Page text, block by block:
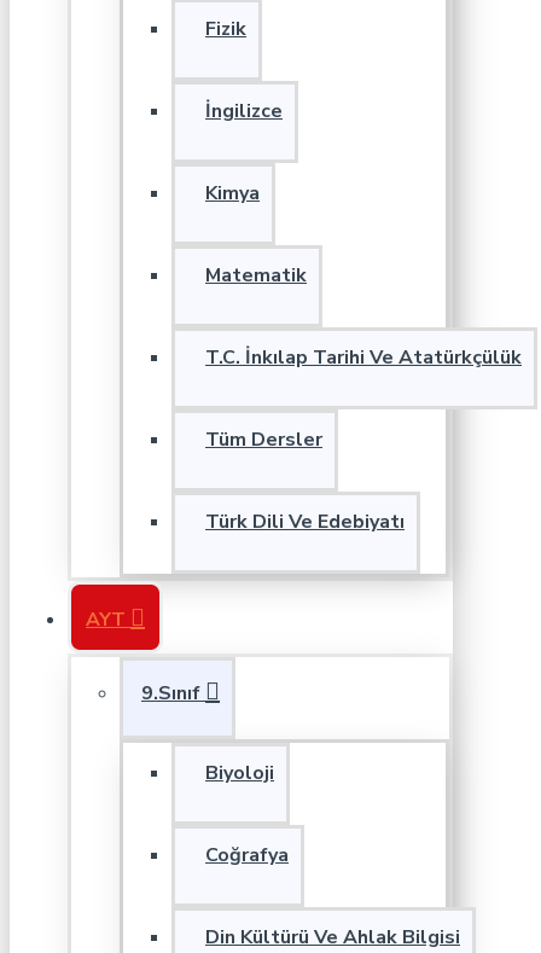
Fizik
İngilizce
Kimya
Matematik
T.C. İnkılap Tarihi Ve Atatürkçülük
Tüm Dersler
Türk Dili Ve Edebiyatı
AYT
9.Sınıf
Biyoloji
Coğrafya
Din Kültürü Ve Ahlak Bilgisi